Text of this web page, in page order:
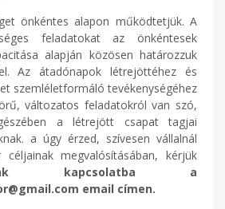
önkéntes alapon működtetjük. A
feladatokat az önkéntesek
alapján közösen határozzuk
Az átadónapok létrejöttéhez és
szemléletformáló tevékenységéhez
változatos feladatokról van szó,
a létrejött csapat tagjai
a úgy érzed, szívesen vállalnál
megvalósításában, kérjük
kapcsolatba a
email címen.